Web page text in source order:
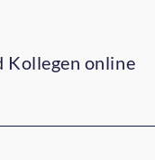
Kollegen online